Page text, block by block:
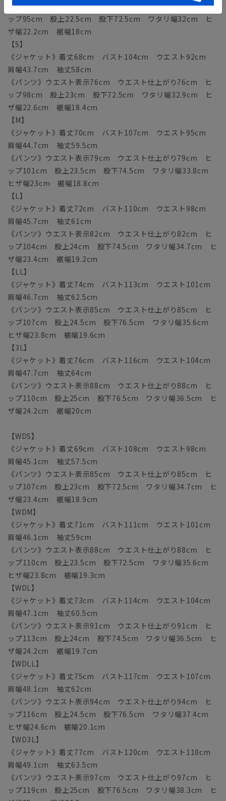
《パンツ》ウエスト表示73cm ウエスト仕上がり73cm ヒ
ップ95cm 股上22.5cm 股下72.5cm ワタリ幅32cm ヒ
ザ幅22.2cm 裾幅18cm
【S】
《ジャケット》着丈68cm バスト104cm ウエスト92cm
肩幅43.7cm 袖丈58cm
《パンツ》ウエスト表示76cm ウエスト仕上がり76cm ヒ
ップ98cm 股上23cm 股下72.5cm ワタリ幅32.9cm ヒ
ザ幅22.6cm 裾幅18.4cm
【M】
《ジャケット》着丈70cm バスト107cm ウエスト95cm
肩幅44.7cm 袖丈59.5cm
《パンツ》ウエスト表示79cm ウエスト仕上がり79cm ヒ
ップ101cm 股上23.5cm 股下74.5cm ワタリ幅33.8cm
ヒザ幅23cm 裾幅18.8cm
【L】
《ジャケット》着丈72cm バスト110cm ウエスト98cm
肩幅45.7cm 袖丈61cm
《パンツ》ウエスト表示82cm ウエスト仕上がり82cm ヒ
ップ104cm 股上24cm 股下74.5cm ワタリ幅34.7cm ヒ
ザ幅23.4cm 裾幅19.2cm
【LL】
《ジャケット》着丈74cm バスト113cm ウエスト101cm
肩幅46.7cm 袖丈62.5cm
《パンツ》ウエスト表示85cm ウエスト仕上がり85cm ヒ
ップ107cm 股上24.5cm 股下76.5cm ワタリ幅35.6cm
ヒザ幅23.8cm 裾幅19.6cm
【3L】
《ジャケット》着丈76cm バスト116cm ウエスト104cm
肩幅47.7cm 袖丈64cm
《パンツ》ウエスト表示88cm ウエスト仕上がり88cm ヒ
ップ110cm 股上25cm 股下76.5cm ワタリ幅36.5cm ヒ
ザ幅24.2cm 裾幅20cm
【WDS】
《ジャケット》着丈69cm バスト108cm ウエスト98cm
肩幅45.1cm 袖丈57.5cm
《パンツ》ウエスト表示85cm ウエスト仕上がり85cm ヒ
ップ107cm 股上23cm 股下72.5cm ワタリ幅34.7cm ヒ
ザ幅23.4cm 裾幅18.9cm
【WDM】
《ジャケット》着丈71cm バスト111cm ウエスト101cm
肩幅46.1cm 袖丈59cm
《パンツ》ウエスト表示88cm ウエスト仕上がり88cm ヒ
ップ110cm 股上23.5cm 股下72.5cm ワタリ幅35.6cm
ヒザ幅23.8cm 裾幅19.3cm
【WDL】
《ジャケット》着丈73cm バスト114cm ウエスト104cm
肩幅47.1cm 袖丈60.5cm
《パンツ》ウエスト表示91cm ウエスト仕上がり91cm ヒ
ップ113cm 股上24cm 股下74.5cm ワタリ幅36.5cm ヒ
ザ幅24.2cm 裾幅19.7cm
【WDLL】
《ジャケット》着丈75cm バスト117cm ウエスト107cm
肩幅48.1cm 袖丈62cm
《パンツ》ウエスト表示94cm ウエスト仕上がり94cm ヒ
ップ116cm 股上24.5cm 股下76.5cm ワタリ幅37.4cm
ヒザ幅24.6cm 裾幅20.1cm
【WD3L】
《ジャケット》着丈77cm バスト120cm ウエスト110cm
肩幅49.1cm 袖丈63.5cm
《パンツ》ウエスト表示97cm ウエスト仕上がり97cm ヒ
ップ119cm 股上25cm 股下76.5cm ワタリ幅38.3cm ヒ